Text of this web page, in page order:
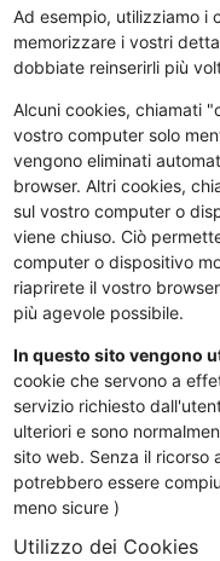
Ad esempio, utilizziamo i
memorizzare i vostri
dobbiate reinserirli più
Alcuni cookies, chiamati
vostro computer solo
vengono eliminati
browser. Altri cookies,
sul vostro computer o
viene chiuso. Ciò
computer o dispositivo
riaprirete il vostro
più agevole possibile.
In questo sito vengono
cookie che servono a
servizio richiesto
ulteriori e sono
sito web. Senza il ricorso
potrebbero essere
meno sicure )
Utilizzo dei Cookies